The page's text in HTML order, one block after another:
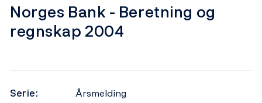
Norges Bank - Beretning og
regnskap 2004
Serie:
Årsmelding